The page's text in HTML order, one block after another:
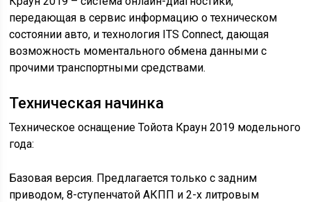
передающая в сервис информацию о техническом
состоянии авто, и технология ITS Connect, дающая
возможность моментального обмена данными с
прочими транспортными средствами.
Техническая начинка
Техническое оснащение Тойота Краун 2019 модельного
года:
Базовая версия. Предлагается только с задним
приводом, 8-ступенчатой АКПП и 2-х литровым